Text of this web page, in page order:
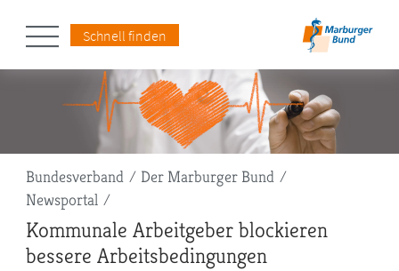
Schnell finden
Pfadnavigation
Bundesverband
Der Marburger Bund
Newsportal
Kommunale Arbeitgeber blockieren
bessere Arbeitsbedingungen